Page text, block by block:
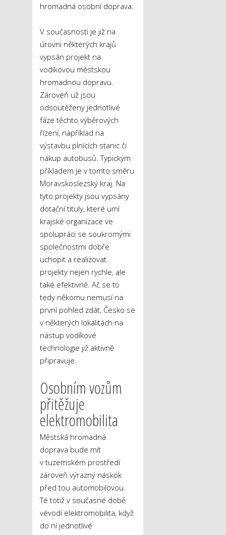
hromadná osobní doprava.
V současnosti je již na
úrovni některých krajů
vypsán projekt na
vodíkovou městskou
hromadnou dopravu.
Zároveň už jsou
odsoutěženy jednotlivé
fáze těchto výběrových
řízení, například na
výstavbu plnících stanic či
nákup autobusů. Typickým
příkladem je v tomto směru
Moravskoslezský kraj. Na
tyto projekty jsou vypsány
dotační tituly, které umí
krajské organizace ve
spolupráci se soukromými
společnostmi dobře
uchopit a realizovat
projekty nejen rychle, ale
také efektivně. Ač se to
tedy někomu nemusí na
první pohled zdát, Česko se
v některých lokalitách na
nástup vodíkové
technologie již aktivně
připravuje.
Osobním vozům
přitěžuje
elektromobilita
Městská hromadná
doprava bude mít
v tuzemském prostředí
zároveň výrazný náskok
před tou automobilovou.
Té totiž v současné době
vévodí elektromobilita, když
do ní jednotlivé